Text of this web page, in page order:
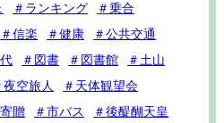
＃ランキング
＃乗合
＃信楽 ＃健康
＃公共交通
＃図書 ＃図書館
＃土山
夜空旅人
＃天体観望会
贈 ＃市バス
＃後醍醐天皇